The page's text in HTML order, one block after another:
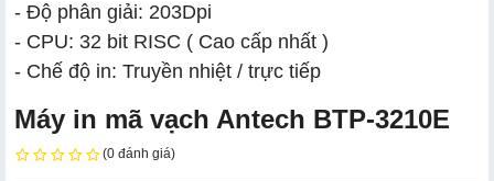
- Độ phân giải: 203Dpi
- CPU: 32 bit RISC ( Cao cấp nhất )
- Chế độ in: Truyền nhiệt / trực tiếp
Máy in mã vạch Antech BTP-3210E
(0 đánh giá)